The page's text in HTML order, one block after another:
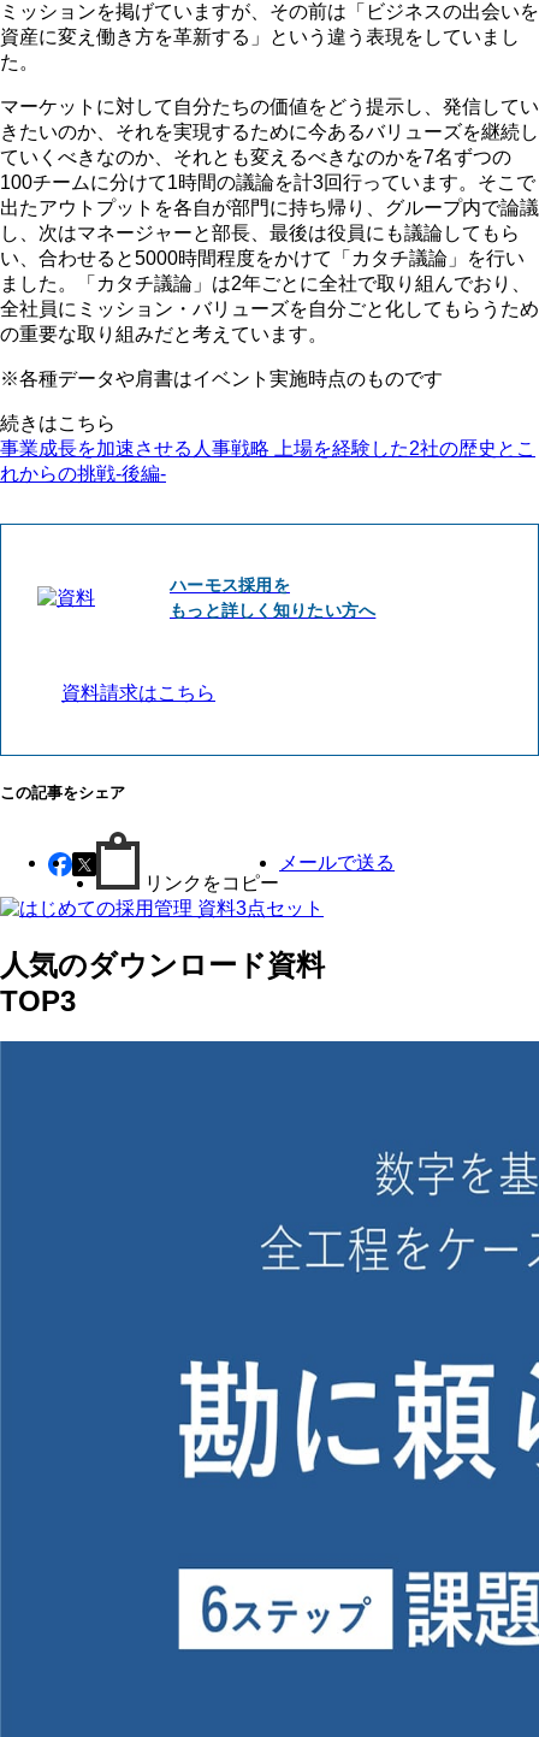
ミッションを掲げていますが、その前は「ビジネスの出会いを
資産に変え働き方を革新する」という違う表現をしていまし
た。
マーケットに対して自分たちの価値をどう提示し、発信してい
きたいのか、それを実現するために今あるバリューズを継続し
ていくべきなのか、それとも変えるべきなのかを7名ずつの
100チームに分けて1時間の議論を計3回行っています。そこで
出たアウトプットを各自が部門に持ち帰り、グループ内で論議
し、次はマネージャーと部長、最後は役員にも議論してもら
い、合わせると5000時間程度をかけて「カタチ議論」を行い
ました。「カタチ議論」は2年ごとに全社で取り組んでおり、
全社員にミッション・バリューズを自分ごと化してもらうため
の重要な取り組みだと考えています。
※各種データや肩書はイベント実施時点のものです
続きはこちら
事業成長を加速させる人事戦略 上場を経験した2社の歴史とこ
れからの挑戦-後編-
ハーモス採用を
もっと詳しく知りたい方へ
資料請求はこちら
この記事をシェア
リンクをコピー
メールで送る
人気のダウンロード資料
TOP3